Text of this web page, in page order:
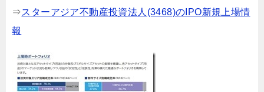
⇒スターアジア不動産投資法人(3468)のIPO新規上場情
報